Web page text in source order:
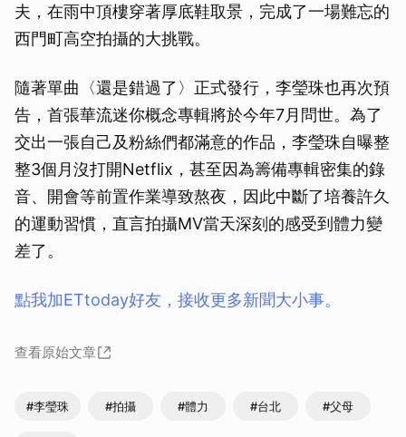
夫，在雨中頂樓穿著厚底鞋取景，完成了一場難忘的
西門町高空拍攝的大挑戰。
隨著單曲〈還是錯過了〉正式發行，李瑩珠也再次預
告，首張華流迷你概念專輯將於今年7月問世。為了
交出一張自己及粉絲們都滿意的作品，李瑩珠自曝整
整3個月沒打開Netflix，甚至因為籌備專輯密集的錄
音、開會等前置作業導致熬夜，因此中斷了培養許久
的運動習慣，直言拍攝MV當天深刻的感受到體力變
差了。
點我加ETtoday好友，接收更多新聞大小事。
查看原始文章
#李瑩珠 #拍攝 #體力 #台北 #父母